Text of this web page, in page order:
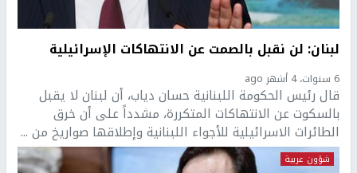
لبنان: لن نقبل بالصمت عن الانتهاكات الإسرائيلية
6 سنوات، 4 أشهر ago
قال رئيس الحكومة اللبنانية حسان دياب، أن لبنان لا يقبل
بالسكوت عن الانتهاكات المتكررة، مشدداً على أن خرق
الطائرات الاسرائيلية للأجواء اللبنانية وإطلاقها صواريخ من ...
شؤون عربية